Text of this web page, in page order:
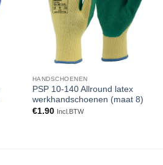
HANDSCHOENEN
PSP 10-140 Allround latex
werkhandschoenen (maat 8)
€1.90 Incl.BTW